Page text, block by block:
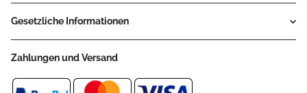
Gesetzliche Informationen
Zahlungen und Versand